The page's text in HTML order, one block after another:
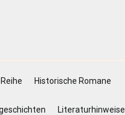
Historische Romane
Literaturhinweise